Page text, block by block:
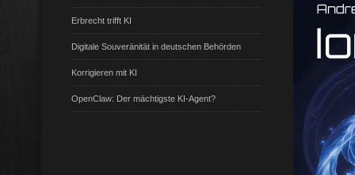
Erbrecht trifft KI
Digitale Souveränität in deutschen Behörden
Korrigieren mit KI
OpenClaw: Der mächtigste KI-Agent?